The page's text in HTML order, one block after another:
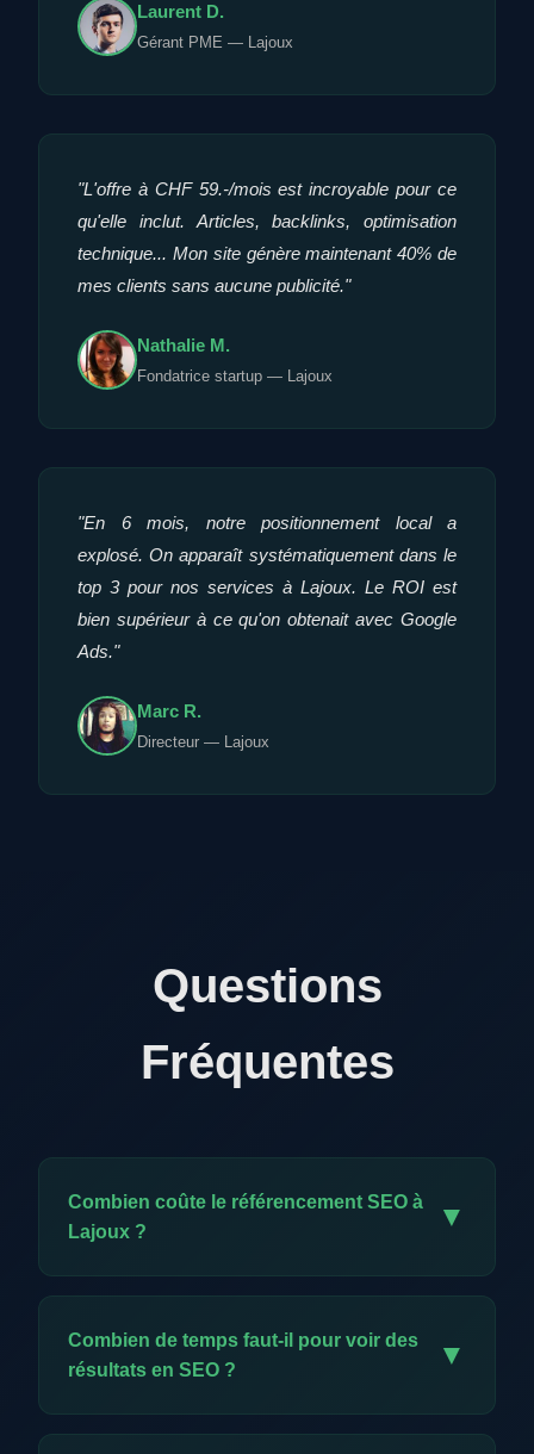
Laurent D.
Gérant PME — Lajoux
"L'offre à CHF 59.-/mois est incroyable pour ce
qu'elle inclut. Articles, backlinks, optimisation
technique... Mon site génère maintenant 40% de
mes clients sans aucune publicité."
Nathalie M.
Fondatrice startup — Lajoux
"En 6 mois, notre positionnement local a
explosé. On apparaît systématiquement dans le
top 3 pour nos services à Lajoux. Le ROI est
bien supérieur à ce qu'on obtenait avec Google
Ads."
Marc R.
Directeur — Lajoux
Questions
Fréquentes
Combien coûte le référencement SEO à
Lajoux ?
▼
Notre offre exclusive est à CHF 59.-/mois. Elle
audit, optimisation technique, création de
Combien de temps faut-il pour voir des
résultats en SEO ?
▼
Les premiers résultats apparaissent